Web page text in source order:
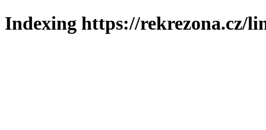
Indexing https://rekrezona.cz/